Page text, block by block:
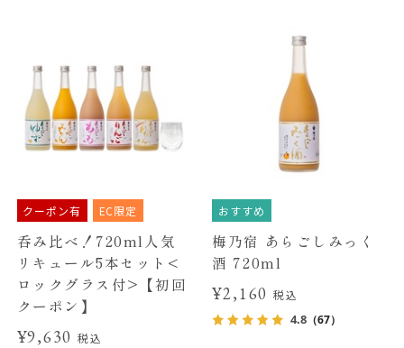
クーポン有 EC限定
呑み比べ！720ml人気
リキュール5本セット<
ロックグラス付>【初回
クーポン】
¥9,630税込
おすすめ
梅乃宿 あらごしみっく
酒 720ml
¥2,160 税込
4.8 （67）